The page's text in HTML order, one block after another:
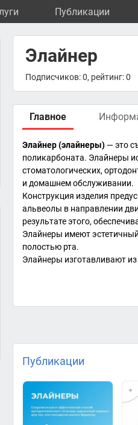
Публикации
Элайнер
Подписчиков: 0, рейтинг: 0
Главное
Элайнер (элайнеры) — это
поликарбоната. Элайнеры
стоматологических,
и домашнем обслуживании.
Конструкция изделия
альвеолы в направлении
результате этого,
Элайнеры имеют
полостью рта.
Элайнеры изготавливают
Публикации